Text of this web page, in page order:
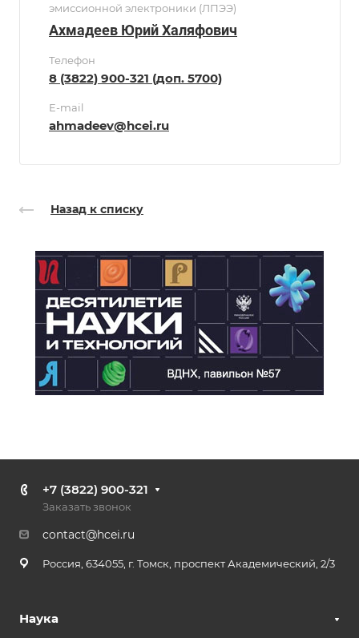
эмиссионной электроники (ЛПЭЭ)
Ахмадеев Юрий Халяфович
Телефон
8 (3822) 900-321 (доп. 5700)
E-mail
ahmadeev@hcei.ru
Назад к списку
+7 (3822) 900-321
Заказать звонок
contact@hcei.ru
Россия, 634055, г. Томск, проспект Академический, 2/3
Наука